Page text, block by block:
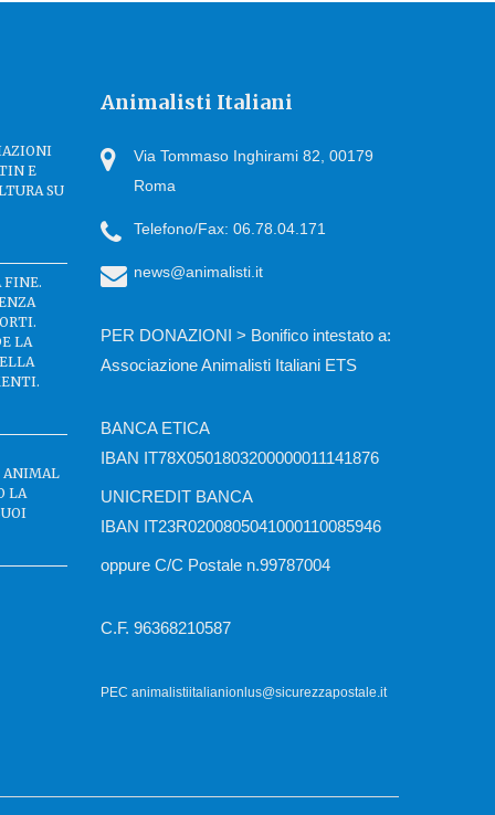
E
SU
FINE.
LA
ANIMAL
LA
Animalisti Italiani
Via Tommaso Inghirami 82, 00179
Roma
Telefono/Fax: 06.78.04.171
news@animalisti.it
PER DONAZIONI > Bonifico intestato a:
Associazione Animalisti Italiani ETS
BANCA ETICA
IBAN IT78X0501803200000011141876
UNICREDIT BANCA
IBAN IT23R0200805041000110085946
oppure C/C Postale n.99787004
C.F. 96368210587
PEC animalistiitalianionlus@sicurezzapostale.it